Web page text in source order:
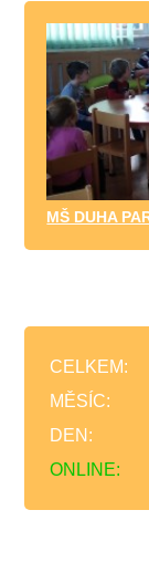
MŠ DUHA
ONLINE:
CELKEM:
MĚSÍC:
DEN: